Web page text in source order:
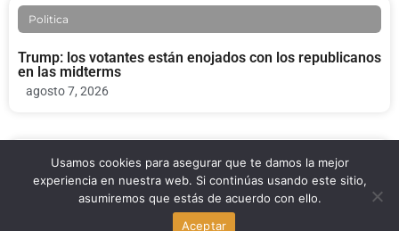
Politica
Trump: los votantes están enojados con los republicanos
en las midterms
agosto 7, 2026
Politica
Todd Blanche gana votación clave en el Senado para ser
Usamos cookies para asegurar que te damos la mejor
experiencia en nuestra web. Si continúas usando este sitio,
asumiremos que estás de acuerdo con ello.
Aceptar